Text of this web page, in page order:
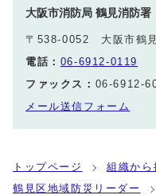
大阪市消防局 鶴見消防署
〒538-0052 大阪市鶴
電話： 06-6912-0119
ファックス： 06-6912-
メール送信フォーム
トップページ 組織から
鶴見区地域防災リーダー